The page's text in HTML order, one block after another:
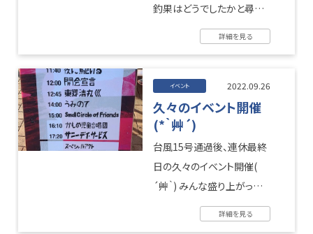
釣果はどうでしたかと尋ね
たら、1ｍ20ｃｍオーバーの
立派なシイラ（オス）でした(
詳細を見る
イベント 2022.09.26
久々のイベント開催
(*｀艸´)
台風15号通過後、連休最終
日の久々のイベント開催(
´艸｀) みんな盛り上がって
楽しまれてましたよ
(^^♪
熱い三崎でしたι( ...
詳細を見る